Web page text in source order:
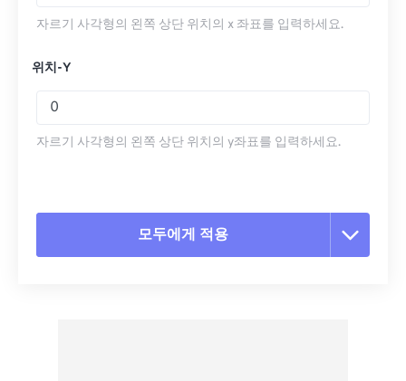
자르기 사각형의 왼쪽 상단 위치의 x 좌표를 입력하세요.
위치-Y
자르기 사각형의 왼쪽 상단 위치의 y좌표를 입력하세요.
모두에게 적용